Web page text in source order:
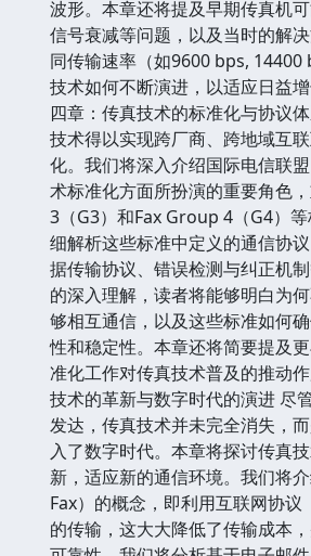
波形。本章还将提及早期传真机可
信号衰减等问题，以及当时的解
同传输速率（如9600 bps, 14400
技术如何不断演进，以适应日益
四章：传真技术的标准化与协议
技术得以实现跨厂商、跨地域互
化。我们将深入介绍国际电信联
术标准化方面所扮演的重要角色
3（G3）和Fax Group 4（G4）
细解析这些标准中定义的通信协
据传输协议、错误检测与纠正机
的深入理解，读者将能够明白为
够相互通信，以及这些标准如何
性和稳定性。本章还将简要提及
准化工作对传真技术普及的推动
技术的革新与数字时代的演进 尽
发达，传真技术并未完全消失，
入了数字时代。本章将探讨传真
新，适应新的通信环境。我们将
Fax）的概念，即利用互联网协议
的传输，这大大降低了传输成本